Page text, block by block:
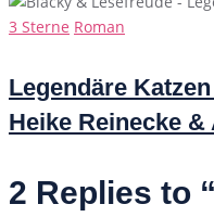
Categories
3 Sterne Roman
Legendäre
Heike Reinecke
2 Replies to